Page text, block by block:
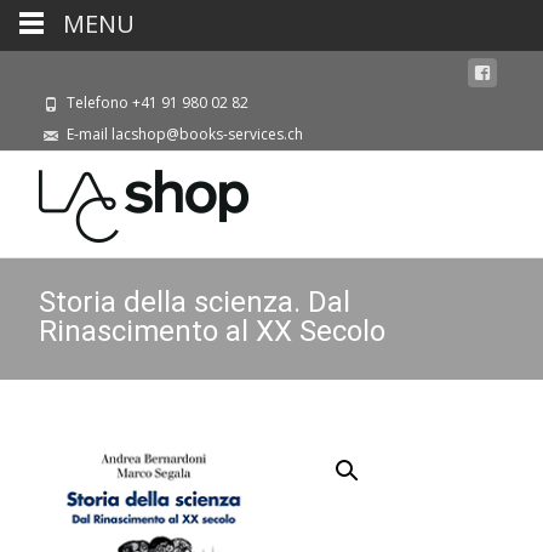
Telefono +41 91 980 02 82
E-mail lacshop@books-services.ch
Storia della scienza. Dal
Rinascimento al XX Secolo
MENU